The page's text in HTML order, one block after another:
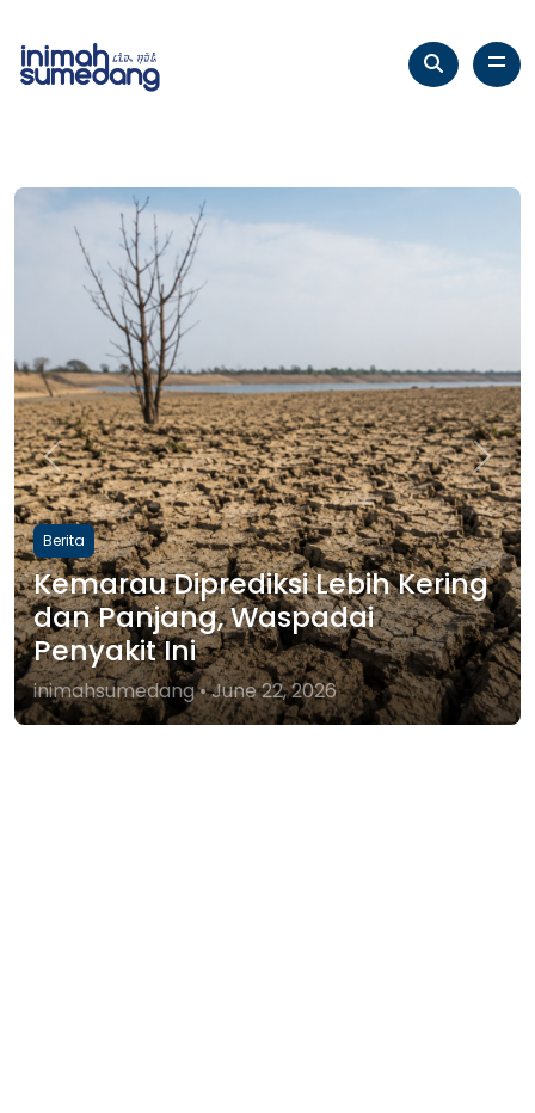
Berita
Persib Bandung Melaju ke Final
Piala Presiden 2026 Usai Tekuk
Persija Jakarta 2-1
inimahsumedang • August 4, 2026
Previous Next